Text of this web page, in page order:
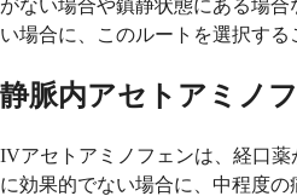
がない場合や鎮静状態にある場
い場合に、このルートを選択する
静脈内アセトアミノ
IVアセトアミノフェンは、経口
に効果的でない場合に、中程度